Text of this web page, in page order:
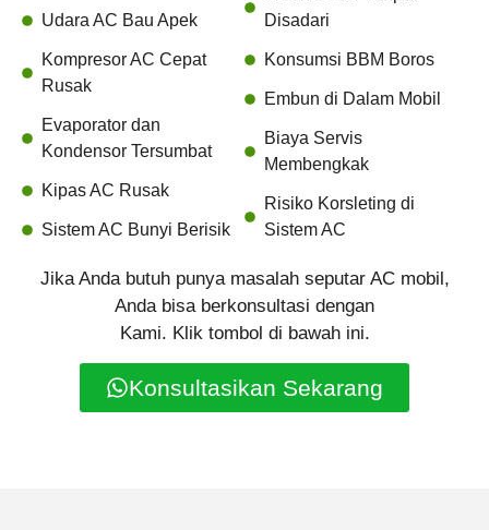
Udara AC Bau Apek
Kompresor AC Cepat
Rusak
Evaporator dan
Kondensor Tersumbat
Kipas AC Rusak
Sistem AC Bunyi Berisik
Disadari
Konsumsi BBM Boros
Embun di Dalam Mobil
Biaya Servis
Membengkak
Risiko Korsleting di
Sistem AC
Jika Anda butuh punya masalah seputar AC mobil,
Anda bisa berkonsultasi dengan
Kami. Klik tombol di bawah ini.
Konsultasikan Sekarang